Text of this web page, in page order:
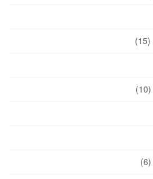
(15)
(10)
(6)